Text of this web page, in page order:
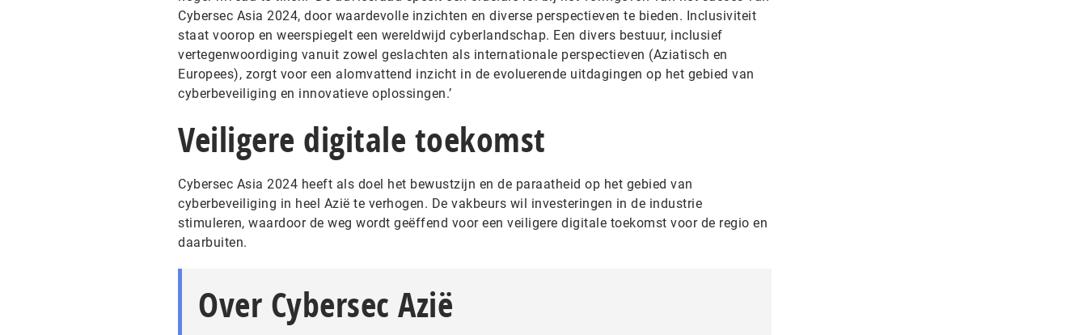
Cybersec Asia 2024, door waardevolle inzichten en diverse perspectieven te bieden. Inclusiviteit
staat voorop en weerspiegelt een wereldwijd cyberlandschap. Een divers bestuur, inclusief
vertegenwoordiging vanuit zowel geslachten als internationale perspectieven (Aziatisch en
Europees), zorgt voor een alomvattend inzicht in de evoluerende uitdagingen op het gebied van
cyberbeveiliging en innovatieve oplossingen.’
Veiligere digitale toekomst
Cybersec Asia 2024 heeft als doel het bewustzijn en de paraatheid op het gebied van
cyberbeveiliging in heel Azië te verhogen. De vakbeurs wil investeringen in de industrie
stimuleren, waardoor de weg wordt geëffend voor een veiligere digitale toekomst voor de regio en
daarbuiten.
Over Cybersec Azië